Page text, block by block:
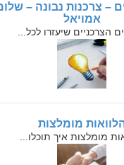
– צרכנות נבונה –
אמויאל
הצרכניים שיעזרו לכל...
מומלצות
מומלצות איך תוכלו...